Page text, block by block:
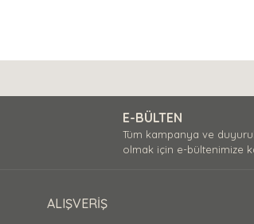
E-BÜLTEN
Tüm kampanya ve
olmak için e-bültenimize
ALIŞVERİŞ